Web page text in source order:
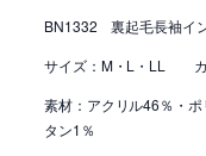
BN1332 裏起毛長袖イ
サイズ：M・L・LL カ
素材：アクリル46％・
タン1％